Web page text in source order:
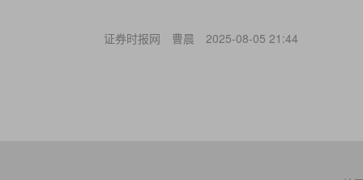
证券时报网 曹晨 2025-08-05 21:44